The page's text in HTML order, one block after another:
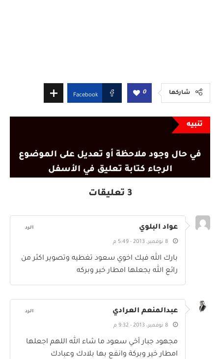
شاركها 0
Facebook
تنبيه
في حال وجود ملاحظة أو تعديل على الموضوع
الرجاء كتابة تعليق في الأسفل
3 تعليقات
عواد البلوي
8 نوفمبر، 2013 - 5:49 م
بارك الله فيك اخوي سعود تغطيه وتصوير اكثر من
رائع الله يجعلها امطار خير وبركه
الرد
عبدالمنعم العرادي
8 نوفمبر، 2013 - 9:32 م
مجهود جبار أخي سعود ما شاء الله اللهم اجعلها
امطار خير وبركة وانفع بها بلادك وعبادك
الرد